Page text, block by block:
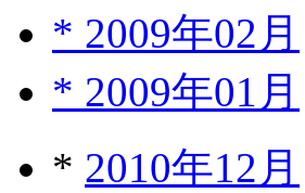
* 2009年02月
* 2009年01月
* 2010年12月